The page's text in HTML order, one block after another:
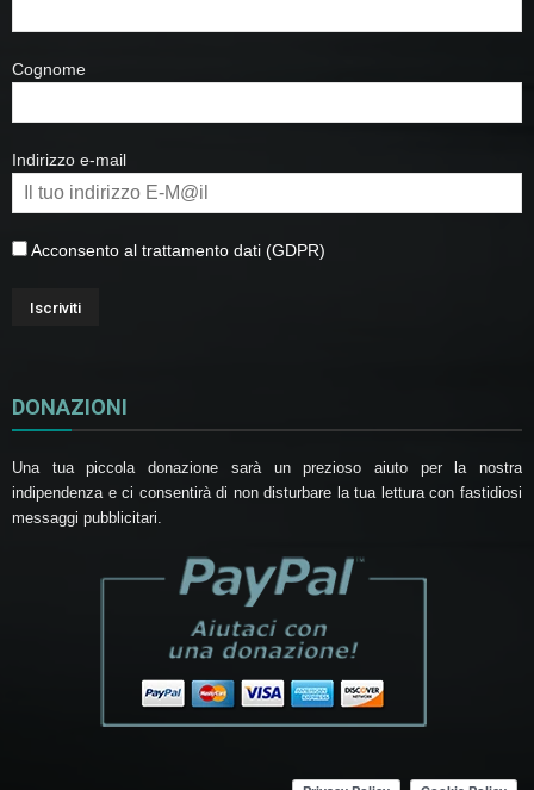
Cognome
Indirizzo e-mail
Acconsento al trattamento dati (GDPR)
DONAZIONI
Una tua piccola donazione sarà un prezioso aiuto per la nostra
indipendenza e ci consentirà di non disturbare la tua lettura con fastidiosi
messaggi pubblicitari.